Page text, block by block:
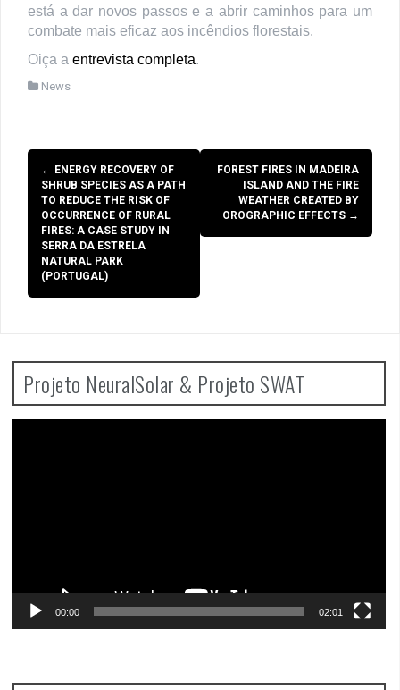
está a dar novos passos e a abrir caminhos para um
combate mais eficaz aos incêndios florestais.
Oiça a entrevista completa.
News
Post
navigation
← ENERGY RECOVERY OF
SHRUB SPECIES AS A PATH
TO REDUCE THE RISK OF
OCCURRENCE OF RURAL
FIRES: A CASE STUDY IN
SERRA DA ESTRELA
NATURAL PARK
(PORTUGAL)
FOREST FIRES IN MADEIRA
ISLAND AND THE FIRE
WEATHER CREATED BY
OROGRAPHIC EFFECTS →
Projeto NeuralSolar & Projeto SWAT
00:00 02:01